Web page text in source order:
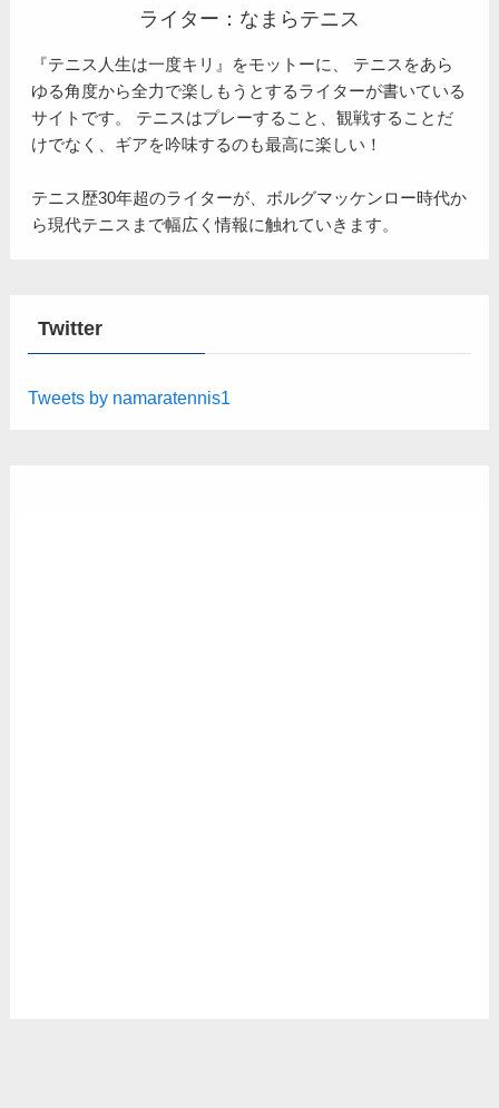
ライター：なまらテニス
『テニス人生は一度キリ』をモットーに、 テニスをあら
ゆる角度から全力で楽しもうとするライターが書いている
サイトです。 テニスはプレーすること、観戦することだ
けでなく、ギアを吟味するのも最高に楽しい！
テニス歴30年超のライターが、ボルグマッケンロー時代か
ら現代テニスまで幅広く情報に触れていきます。
Twitter
Tweets by namaratennis1